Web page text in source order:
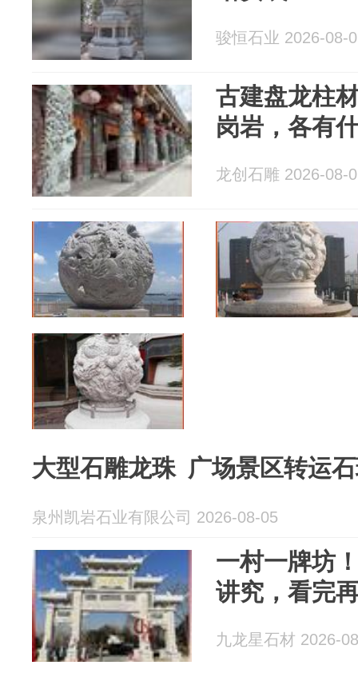
骏恒石业 2026-08-
古建盘龙柱
岗岩，各有
龙创石雕 2026-08-
大型石雕龙珠 广场景区转运
泉州凯岩石业有限公司 2026-08-05
一村一牌坊
讲究，看完
九龙星石材 2026-